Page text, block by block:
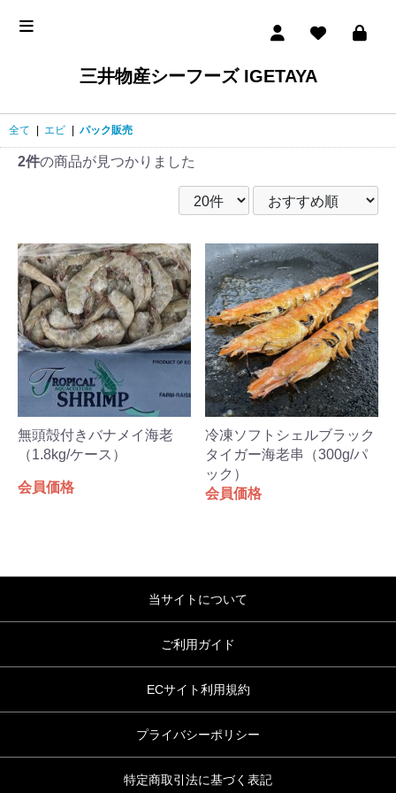
三井物産シーフーズ IGETAYA
全て エビ パック販売
2件の商品が見つかりました
無頭殻付きバナメイ海老
（1.8kg/ケース）
会員価格
冷凍ソフトシェルブラック
タイガー海老串（300g/パ
ック）
会員価格
当サイトについて
ご利用ガイド
ECサイト利用規約
プライバシーポリシー
特定商取引法に基づく表記